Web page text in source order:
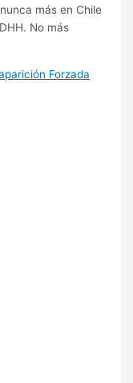
más en Chile
No más
Forzada